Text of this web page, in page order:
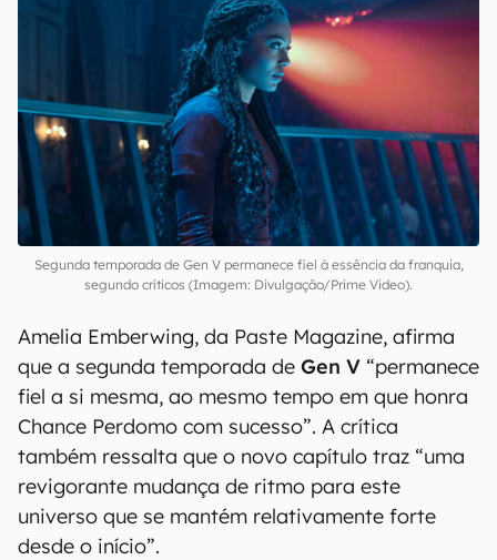
Segunda temporada de Gen V permanece fiel à essência da franquia,
segundo críticos (Imagem: Divulgação/Prime Video).
Amelia Emberwing, da Paste Magazine, afirma
que a segunda temporada de Gen V “permanece
fiel a si mesma, ao mesmo tempo em que honra
Chance Perdomo com sucesso”. A crítica
também ressalta que o novo capítulo traz “uma
revigorante mudança de ritmo para este
universo que se mantém relativamente forte
desde o início”.